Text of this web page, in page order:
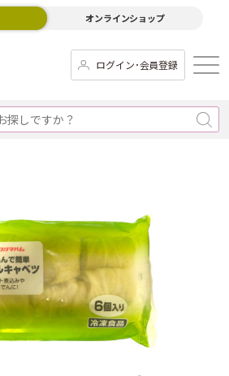
オンラインショップ
ログイン･会員登録